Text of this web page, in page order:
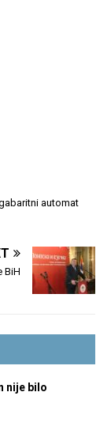
automat
BiH
nije bilo